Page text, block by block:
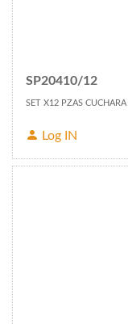
SP20410/12
SET X12 PZAS
Log IN